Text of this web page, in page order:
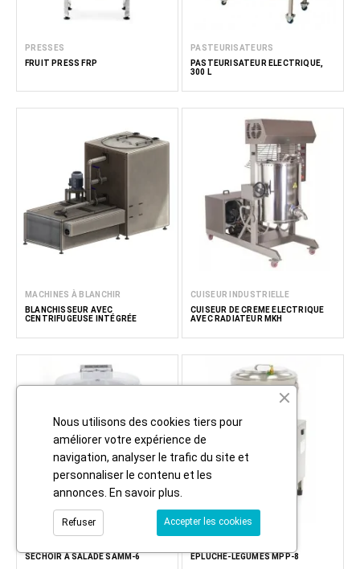
PRESSES
FRUIT PRESS FRP
PASTEURISATEURS
PASTEURISATEUR ÉLECTRIQUE,
300 L
MACHINES À BLANCHIR
BLANCHISSEUR AVEC
CENTRIFUGEUSE INTÉGRÉE
CUISEUR INDUSTRIELLE
CUISEUR DE CRÈME ÉLECTRIQUE
AVEC RADIATEUR MKH
SÉCHOIR À SALADE SAMM-6
EPLUCHE-LÉGUMES MPP-8
Nous utilisons des cookies tiers pour
améliorer votre expérience de
navigation, analyser le trafic du site et
personnaliser le contenu et les
annonces. En savoir plus
Accepter les cookies
Refuser